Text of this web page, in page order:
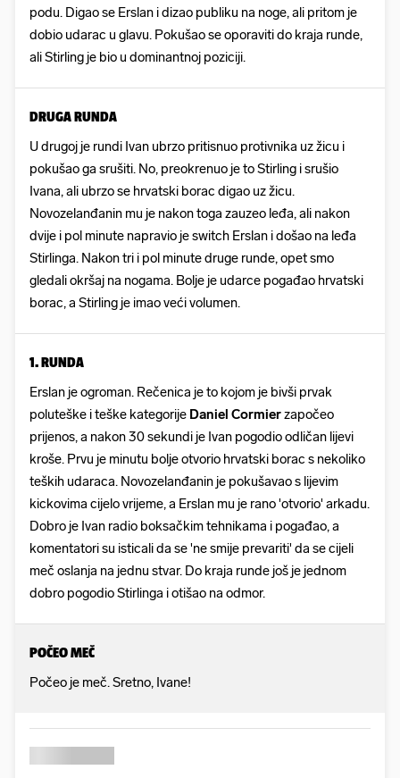
podu. Digao se Erslan i dizao publiku na noge, ali pritom je
dobio udarac u glavu. Pokušao se oporaviti do kraja runde,
ali Stirling je bio u dominantnoj poziciji.
DRUGA RUNDA
U drugoj je rundi Ivan ubrzo pritisnuo protivnika uz žicu i
pokušao ga srušiti. No, preokrenuo je to Stirling i srušio
Ivana, ali ubrzo se hrvatski borac digao uz žicu.
Novozelanđanin mu je nakon toga zauzeo leđa, ali nakon
dvije i pol minute napravio je switch Erslan i došao na leđa
Stirlinga. Nakon tri i pol minute druge runde, opet smo
gledali okršaj na nogama. Bolje je udarce pogađao hrvatski
borac, a Stirling je imao veći volumen.
1. RUNDA
Erslan je ogroman. Rečenica je to kojom je bivši prvak
poluteške i teške kategorije Daniel Cormierzapočeo
prijenos, a nakon 30 sekundi je Ivan pogodio odličan lijevi
kroše. Prvu je minutu bolje otvorio hrvatski borac s nekoliko
teških udaraca. Novozelanđanin je pokušavao s lijevim
kickovima cijelo vrijeme, a Erslan mu je rano 'otvorio' arkadu.
Dobro je Ivan radio boksačkim tehnikama i pogađao, a
komentatori su isticali da se 'ne smije prevariti' da se cijeli
meč oslanja na jednu stvar. Do kraja runde još je jednom
dobro pogodio Stirlinga i otišao na odmor.
POČEO MEČ
Počeo je meč. Sretno, Ivane!